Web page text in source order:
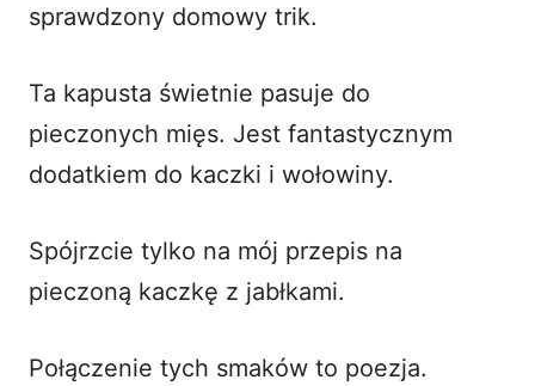
sprawdzony domowy trik.
Ta kapusta świetnie pasuje do
pieczonych mięs. Jest fantastycznym
dodatkiem do kaczki i wołowiny.
Spójrzcie tylko na mój przepis na
pieczoną kaczkę z jabłkami.
Połączenie tych smaków to poezja.